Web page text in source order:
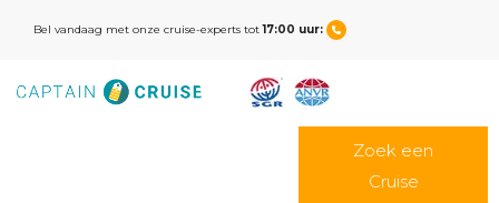
Bel vandaag met onze cruise-experts tot17:00 uur:
Zoek een
Cruise